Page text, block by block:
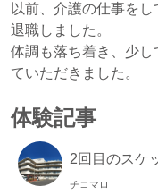
以前、介護の仕事を
退職しました。
体調も落ち着き、少
ていただきました。
体験記事
2回目のスケ
チコマロ